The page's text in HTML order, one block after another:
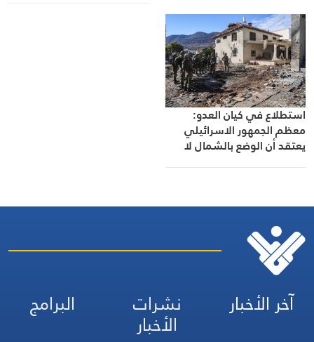
استطلاع في كيان العدو:
معظم الجمهور الاسرائيلي
يعتقد أن الوضع بالشمال لا
آخر الأخبار نشرات
الأخبار
البرامج